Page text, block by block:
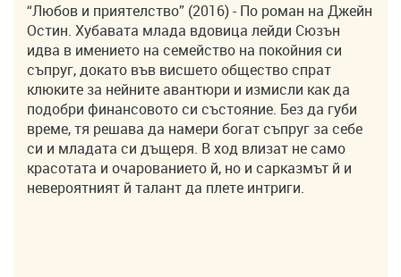
“Любов и приятелство” (2016) - По роман на Джейн
Остин. Хубавата млада вдовица лейди Сюзън
идва в имението на семейство на покойния си
съпруг, докато във висшето общество спрат
клюките за нейните авантюри и измисли как да
подобри финансовото си състояние. Без да губи
време, тя решава да намери богат съпруг за себе
си и младата си дъщеря. В ход влизат не само
красотата и очарованието й, но и сарказмът й и
невероятният й талант да плете интриги.